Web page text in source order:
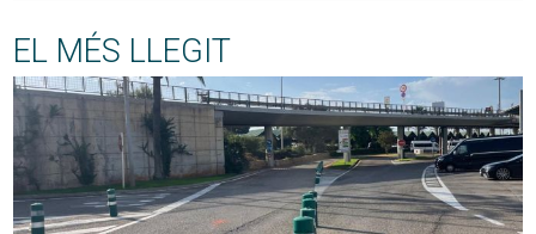
EL MÉS LLEGIT